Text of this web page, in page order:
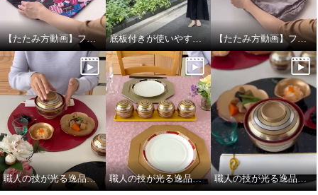
【たたみ方動画】フォション底板付きポケッタブルマイバッグ 底板付きが使いやすい、フォションポケッタブルマイバッグ 【たたみ方動画】フォション ジャガード織ポケッタブルマイリュック
職人の技が光る逸品「宝独楽」の蓋付き椀 職人の技が光る逸品「宝独楽」のてまり蓋付き小鉢